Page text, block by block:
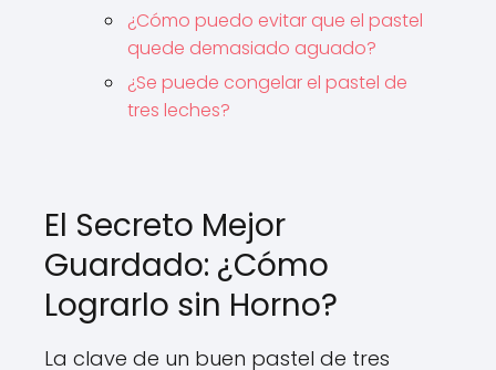
¿Cómo puedo evitar que el pastel
quede demasiado aguado?
¿Se puede congelar el pastel de
tres leches?
El Secreto Mejor
Guardado: ¿Cómo
Lograrlo sin Horno?
La clave de un buen pastel de tres